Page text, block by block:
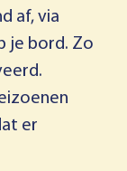
af, via
je bord. Zo
er